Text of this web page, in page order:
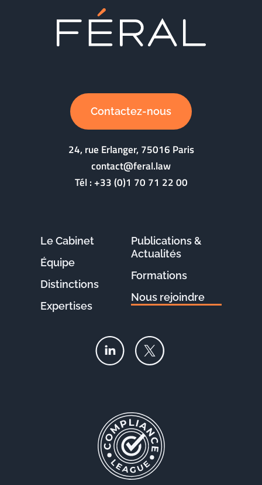
Contactez-nous
24, rue Erlanger, 75016 Paris
contact@feral.law
Tél :+33 (0)1 70 71 22 00
Le Cabinet
Équipe
Distinctions
Expertises
Publications &
Actualités
Formations
Nous rejoindre